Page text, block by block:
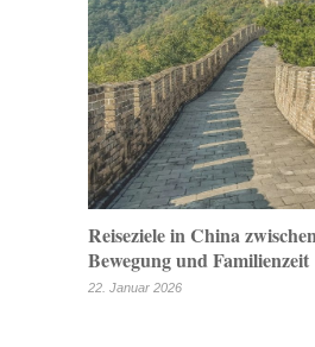
Reiseziele in China
Bewegung und Familienzeit
22. Januar 2026